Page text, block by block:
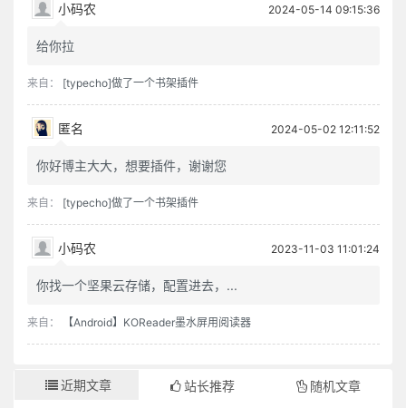
小码农 2024-05-14 09:15:36
给你拉
来自： [typecho]做了一个书架插件
匿名 2024-05-02 12:11:52
你好博主大大，想要插件，谢谢您
来自： [typecho]做了一个书架插件
小码农 2023-11-03 11:01:24
你找一个坚果云存储，配置进去，...
来自： 【Android】KOReader墨水屏用阅读器
近期文章 站长推荐 随机文章